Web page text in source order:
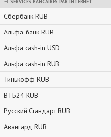
SERVICES BANCAIRES PAR INTERNET
Сбербанк RUB
Альфа-банк RUB
Альфа cash-in USD
Альфа cash-in RUB
Тинькофф RUB
ВТБ24 RUB
Русский Стандарт RUB
Авангард RUB